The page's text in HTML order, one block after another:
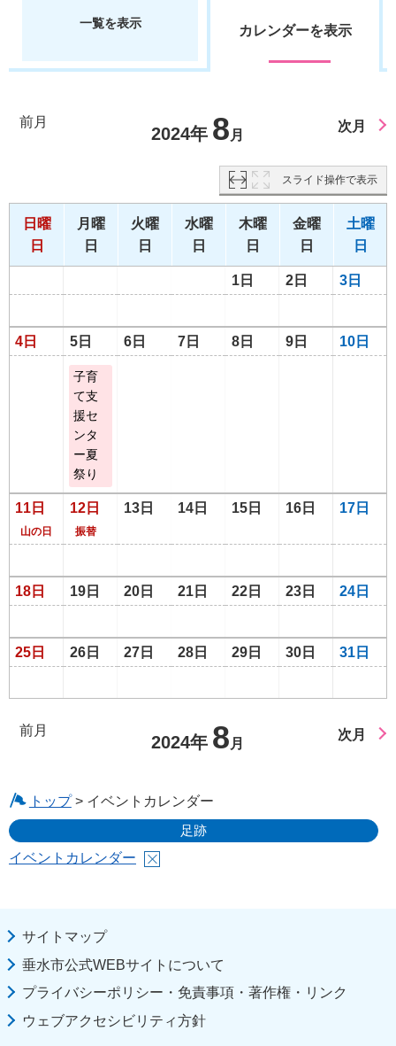
一覧を表示 カレンダーを表示
前月
2024年 8 月
次月
スライド操作で表示
日曜
日
月曜
日
火曜
日
水曜
日
木曜
日
金曜
日
土曜
日
1日 2日 3日
4日 5日 6日 7日 8日 9日 10日
子育
て支
援セ
ンタ
ー夏
祭り
11日
山の日
12日
振替
13日 14日 15日 16日 17日
18日 19日 20日 21日 22日 23日 24日
25日 26日 27日 28日 29日 30日 31日
前月
2024年 8 月
次月
トップ> イベントカレンダー
足跡
イベントカレンダー
サイトマップ
垂水市公式WEBサイトについて
プライバシーポリシー・免責事項・著作権・リンク
ウェブアクセシビリティ方針